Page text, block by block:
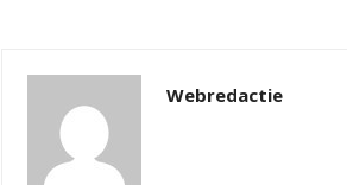
Webredactie